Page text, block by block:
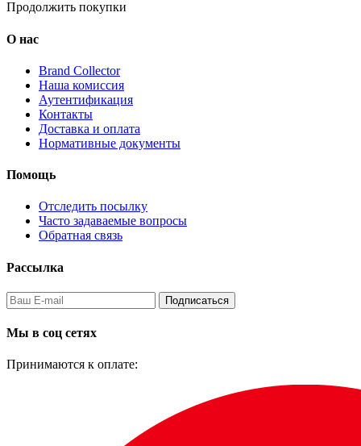
Продолжить покупки
О нас
Brand Collector
Наша комиссия
Аутентификация
Контакты
Доставка и оплата
Нормативные документы
Помощь
Отследить посылку
Часто задаваемые вопросы
Обратная связь
Рассылка
Подписаться
Мы в соц сетях
Принимаются к оплате: